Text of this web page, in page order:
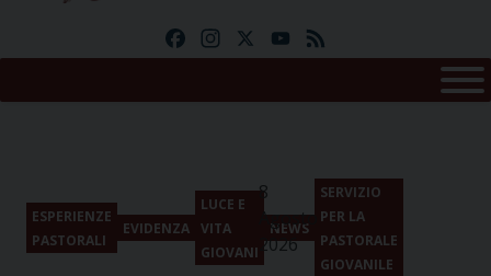
FacebookInstagramYouTube
ESPERIENZE
PASTORALI
EVIDENZA
LUCE E
VITA
GIOVANI
NEWS
SERVIZIO
PER LA
PASTORALE
GIOVANILE
8
Agosto
2026